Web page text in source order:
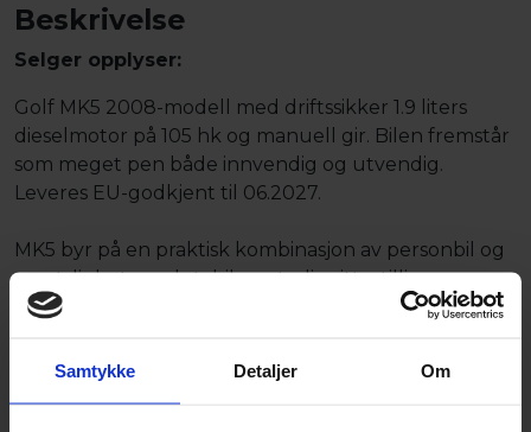
Samtykke Detaljer Om
Beskrivelse
Selger opplyser:
Golf MK5 2008-modell med driftssikker 1.9 liters
dieselmotor på 105 hk og manuell gir. Bilen fremstår
som meget pen både innvendig og utvendig.
Leveres EU-godkjent til 06.2027.
MK5 byr på en praktisk kombinasjon av personbil og
sportslighet, med stabil og stødig sittestilling som
holder seg godt på veien. Den er kjent for
kvalitet.
En velholdt og økonomisk Golf MK5 som er klar for